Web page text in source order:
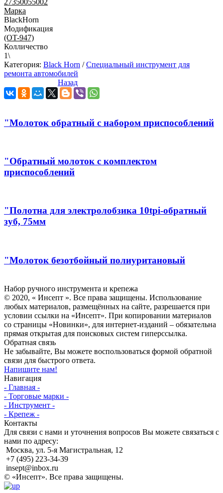
Марка
BlackHorn
Модификация
(OT-947)
Колличество
1\
Категория: Black Horn /Специальный инструмент для
ремонта автомобилей
Назад
"Молоток обратный с набором приспособлений
"Обратный молоток с комплектом
приспособлений
"Полотна для электролобзика 10tpi-обратный
зуб, 75мм
"Молоток безотбойный полиуритановый
Набор ручного инструмента и крепежа
© 2020, « Инсепт ». Все права защищены. Использование
любых материалов, размещённых на сайте, разрешается при
условии ссылки на «Инсепт». При копировании материалов
со страницы «Новинки», для интернет-изданий – обязательна
прямая открытая для поисковых систем гиперссылка.
Обратная связь
Не забывайте, Вы можете воспользоваться формой обратной
связи для быстрого ответа.
Напишите нам!
Навигация
- Главная -
- Торговые марки -
- Инструмент -
- Крепеж -
Контакты
Для связи с нами и уточнения вопросов Вы можете связаться с
нами по адресу:
Москва, ул. 5-я Магистральная, 12
+7 (495) 223-34-39
insept@inbox.ru
© «Инсепт». Все права защищены.